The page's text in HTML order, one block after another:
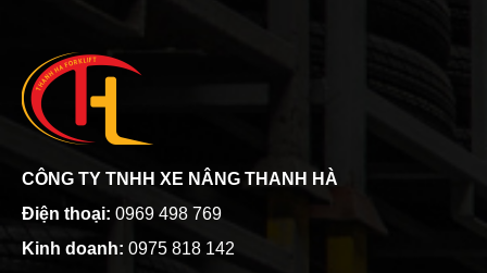
CÔNG TY TNHH XE NÂNG THANH HÀ
Điện thoại: 0969 498 769
Kinh doanh: 0975 818 142